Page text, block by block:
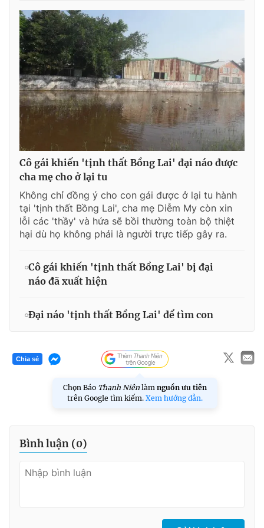
Cô gái khiến 'tịnh thất Bồng Lai' đại náo được
cha mẹ cho ở lại tu
Không chỉ đồng ý cho con gái được ở lại tu hành
tại 'tịnh thất Bồng Lai', cha mẹ Diễm My còn xin
lỗi các 'thầy' và hứa sẽ bồi thường toàn bộ thiệt
hại dù họ không phải là người trực tiếp gây ra.
Cô gái khiến 'tịnh thất Bồng Lai' bị đại
náo đã xuất hiện
Đại náo 'tịnh thất Bồng Lai' để tìm con
Chia sẻ
Chọn Báo Thanh Niên làm nguồn ưu tiên
trên Google tìm kiếm. Xem hướng dẫn.
Bình luận (0)